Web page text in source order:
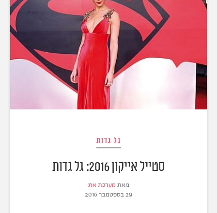
גל גדות
סטייל אייקון 2016: גל גדות
מאת מערכת את
29 בספטמבר 2016